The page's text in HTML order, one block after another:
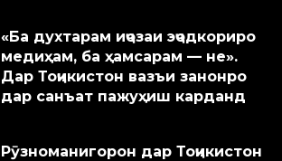
«Ба духтарам иҷозаи эҷодкориро
медиҳам, ба ҳамсарам — не».
Дар Тоҷикистон вазъи занонро
дар санъат пажуҳиш карданд
Рӯзноманигорон дар Тоҷикистон